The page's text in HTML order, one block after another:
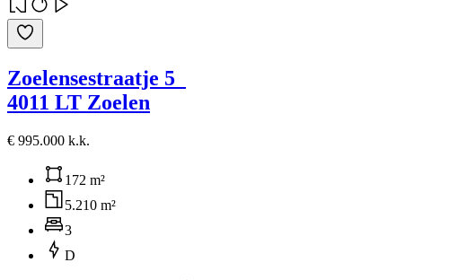
Zoelensestraatje 5
4011 LT Zoelen
€ 995.000 k.k.
172 m²
5.210 m²
3
D